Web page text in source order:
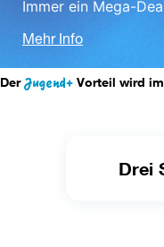
Immer ein Mega-
Mehr Info
Der Jugend+ Vorteil wird
Drei